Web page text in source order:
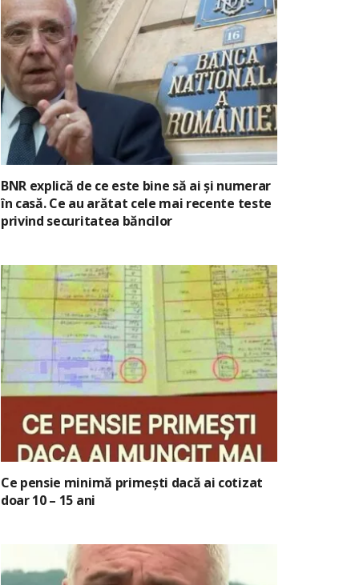
BNR explică de ce este bine să ai și numerar
în casă. Ce au arătat cele mai recente teste
privind securitatea băncilor
Ce pensie minimă primești dacă ai cotizat
doar 10 – 15 ani